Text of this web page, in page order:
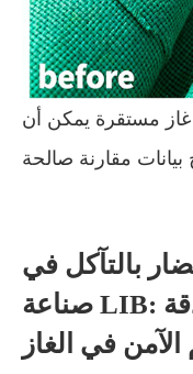
غاز مستقرة يمكن أن
بالتآكل في
صناعة LIB: مصممة من أجل الدقة
في الغاز